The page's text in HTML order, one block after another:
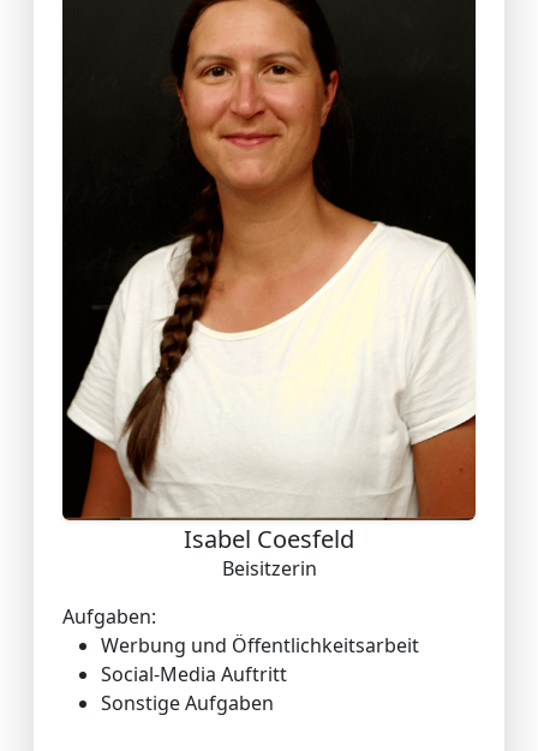
Isabel Coesfeld
Beisitzerin
Aufgaben:
Werbung und Öffentlichkeitsarbeit
Social-Media Auftritt
Sonstige Aufgaben